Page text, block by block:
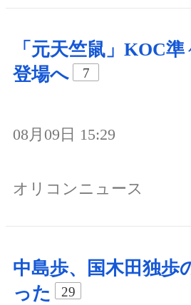
「元天竺鼠」KOC
登場へ
7
08月09日 15:29
オリコンニュース
中島歩、国木田独歩
った
29